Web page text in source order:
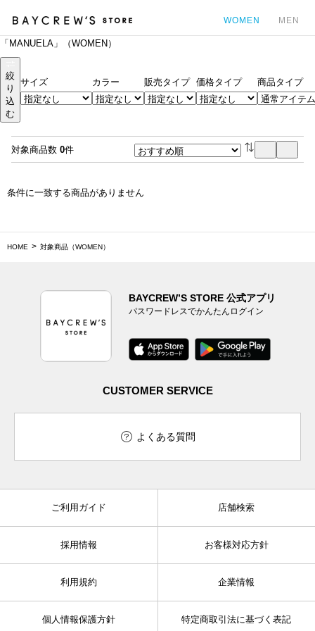
WOMEN MEN
「MANUELA」（WOMEN）
絞
り
込
む
サイズ カラー 販売タイプ 価格タイプ 商品タイプ
対象商品数 0件
条件に一致する商品がありません
HOME 対象商品（WOMEN）
BAYCREW’S STORE 公式アプリ
パスワードレスでかんたんログイン
CUSTOMER SERVICE
よくある質問
ご利用ガイド 店舗検索
採用情報 お客様対応方針
利用規約 企業情報
個人情報保護方針 特定商取引法に基づく表記